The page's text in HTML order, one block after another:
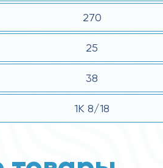
270
25
38
1К 8/18